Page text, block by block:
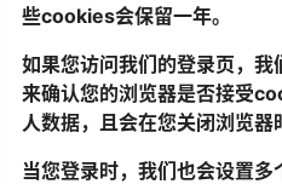
些cookies会保留一年。
如果您访问我们的登录页，
来确认您的浏览器是否接受
人数据，且会在您关闭浏览器
当您登录时，我们也会设置